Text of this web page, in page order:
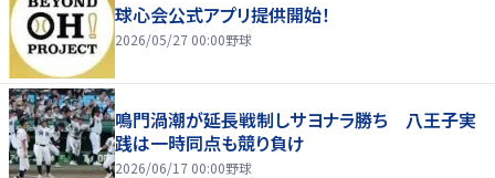
球心会公式アプリ提供開始！
2026/05/27 00:00野球
鳴門渦潮が延長戦制しサヨナラ勝ち 八王子実
践は一時同点も競り負け
2026/06/17 00:00野球